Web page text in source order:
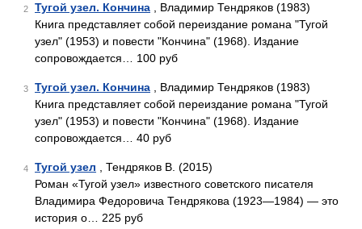
2 Тугой узел. Кончина , Владимир Тендряков (1983)
Книга представляет собой переиздание романа "Тугой
узел" (1953) и повести "Кончина" (1968). Издание
сопровождается… 100 руб
3 Тугой узел. Кончина , Владимир Тендряков (1983)
Книга представляет собой переиздание романа "Тугой
узел" (1953) и повести "Кончина" (1968). Издание
сопровождается… 40 руб
4 Тугой узел , Тендряков В. (2015)
Роман «Тугой узел» известного советского писателя
Владимира Федоровича Тендрякова (1923—1984) — это
история о… 225 руб